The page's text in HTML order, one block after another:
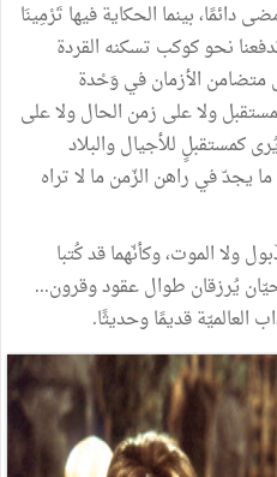
دائمًا،بينما الحكايةفيها تَرْمِينَا
نحوكوكب تسكنه القردة
متضامن الأزمانفيوَحْدة
ولاعلى زمن الحالولاعلى
يُرىكمستقبلٍ للأجيالوالبلاد
ما يجدّفي راهن الزّمنما لاتراه
ولاالموت،وكأنّهماقدكُتبا
يُرزقان طوالعقودوقرون...
العالميّةقديمًاوحديثًا.